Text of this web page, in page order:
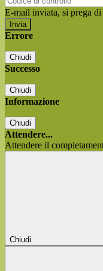
E-mail inviata, si prega
Errore
Chiudi
Successo
Chiudi
Informazione
Chiudi
Attendere...
Attendere il
Chiudi